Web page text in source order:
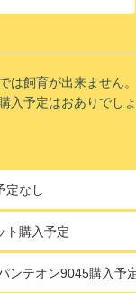
は飼育が出来ません。
入予定はおありでし
定なし
ト購入予定
ンテオン9045購入予